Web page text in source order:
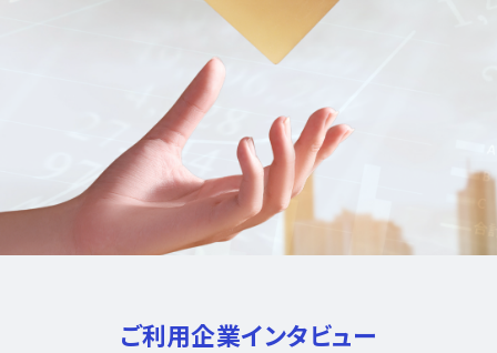
ご利用企業インタビュー